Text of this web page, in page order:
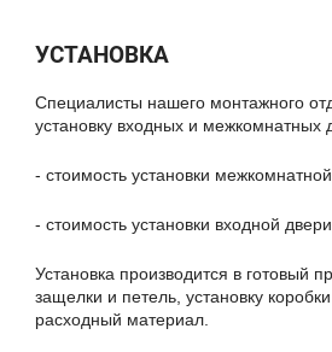
УСТАНОВКА
Специалисты нашего монтажного
установку входных и межкомнатных
- стоимость установки
- стоимость установки входной
Установка производится в готовый
защелки и петель, установку
расходный материал.